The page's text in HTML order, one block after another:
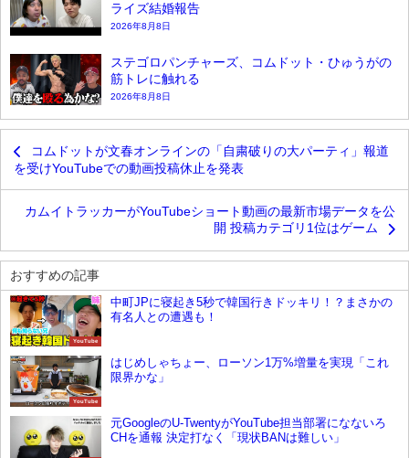
ライズ結婚報告
2026年8月8日
ステゴロパンチャーズ、コムドット・ひゅうがの
筋トレに触れる
2026年8月8日
コムドットが文春オンラインの「自粛破りの大パーティ」報道
を受けYouTubeでの動画投稿休止を発表
カムイトラッカーがYouTubeショート動画の最新市場データを公
開 投稿カテゴリ1位はゲーム
おすすめの記事
YouTube
中町JPに寝起き5秒で韓国行きドッキリ！？まさかの
有名人との遭遇も！
YouTube
はじめしゃちょー、ローソン1万%増量を実現「これ
限界かな」
元GoogleのU-TwentyがYouTube担当部署になないろ
CHを通報 決定打なく「現状BANは難しい」